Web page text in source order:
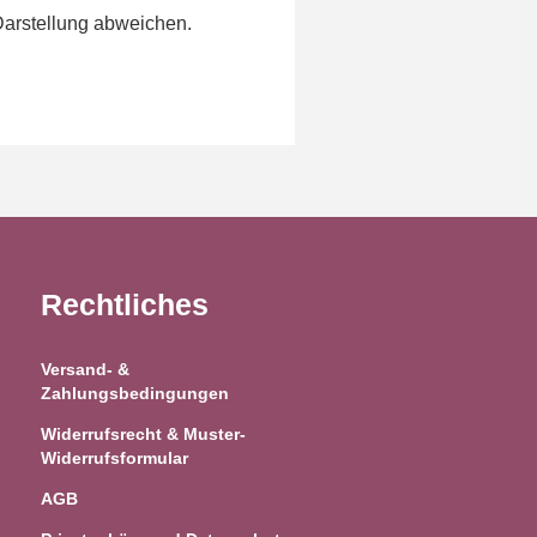
abweichen.
Rechtliches
Versand- &
Zahlungsbedingungen
Widerrufsrecht & Muster-
Widerrufsformular
AGB